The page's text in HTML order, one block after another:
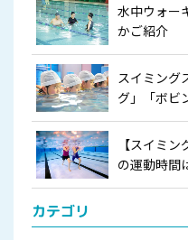
水中ウォー
かご紹介
スイミング
グ」「ボビ
【スイミ
の運動時間
カテゴリ